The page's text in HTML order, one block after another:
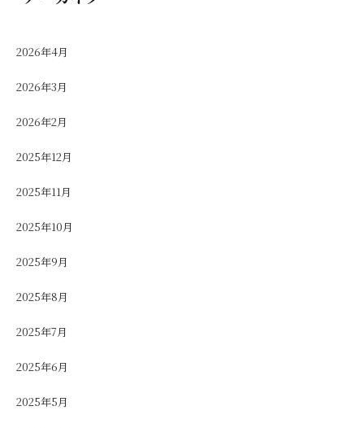
2026年4月
2026年3月
2026年2月
2025年12月
2025年11月
2025年10月
2025年9月
2025年8月
2025年7月
2025年6月
2025年5月